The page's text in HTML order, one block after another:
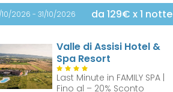
2026 - 31/10/2026 da 129€ x 1 notte
Valle di Assisi Hotel &
Spa Resort
Last Minute in FAMILY SPA |
Fino al – 20% Sconto